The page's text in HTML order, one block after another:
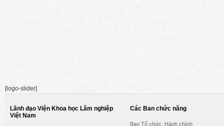
[logo-slider]
Lãnh đạo Viện Khoa học Lâm nghiệp
Việt Nam
Các Ban chức năng
Ban Tổ chức, Hành chính